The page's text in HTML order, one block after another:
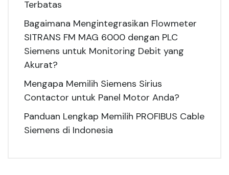
Terbatas
Bagaimana Mengintegrasikan Flowmeter
SITRANS FM MAG 6000 dengan PLC
Siemens untuk Monitoring Debit yang
Akurat?
Mengapa Memilih Siemens Sirius
Contactor untuk Panel Motor Anda?
Panduan Lengkap Memilih PROFIBUS Cable
Siemens di Indonesia